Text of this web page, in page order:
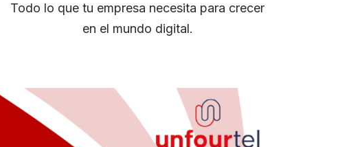
Todo lo que tu empresa necesita para crecer
en el mundo digital.